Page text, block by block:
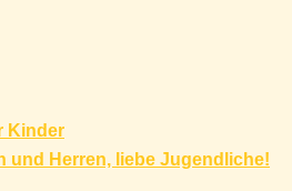
Kinder
und Herren, liebe Jugendliche!